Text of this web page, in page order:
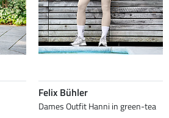
Felix Bühler
Dames Outfit Hanni in green-tea